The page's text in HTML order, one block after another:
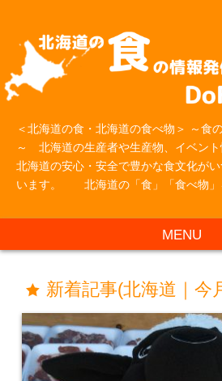
＜北海道の食・北海道の食べ物＞ ～食
～ 北海道の生産者や生産物、イベント
北海道の安心・安全で豊かな食文化が
います。 北海道の「食」「食べ物」
MENU
star 新着記事(北海道｜今